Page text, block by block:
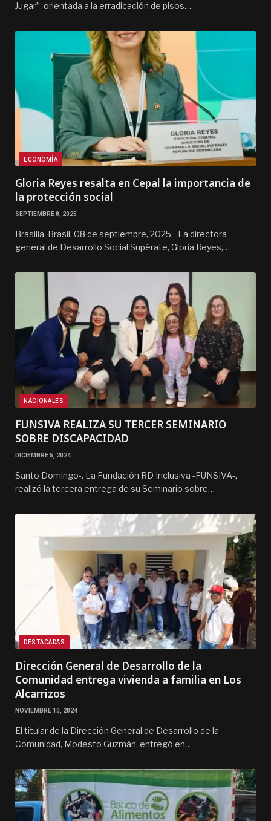
Jugar”, orientada a la erradicación de pisos…
ECONOMÍA
Gloria Reyes resalta en Cepal la importancia de
la protección social
SEPTIEMBRE 8, 2025
Brasilia, Brasil, 08 de septiembre, 2025.- La directora
general de Desarrollo Social Supérate, Gloria Reyes,…
NACIONALES
FUNSIVA REALIZA SU TERCER SEMINARIO
SOBRE DISCAPACIDAD
DICIEMBRE 5, 2024
Santo Domingo-. La Fundación RD Inclusiva -FUNSIVA-,
realizó la tercera entrega de su Seminario sobre…
DESTACADAS
Dirección General de Desarrollo de la
Comunidad entrega vivienda a familia en Los
Alcarrizos
NOVIEMBRE 10, 2024
El titular de la Dirección General de Desarrollo de la
Comunidad, Modesto Guzmán, entregó en…